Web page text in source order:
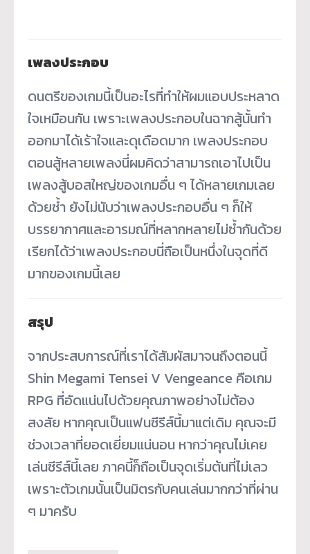
เพลงประกอบ
ดนตรีของเกมนี้เป็นอะไรที่ทำให้ผมแอบประหลาด
ใจเหมือนกัน เพราะเพลงประกอบในฉากสู้นั้นทำ
ออกมาได้เร้าใจและดุเดือดมาก เพลงประกอบ
ตอนสู้หลายเพลงนี่ผมคิดว่าสามารถเอาไปเป็น
เพลงสู้บอสใหญ่ของเกมอื่น ๆ ได้หลายเกมเลย
ด้วยซ้ำ ยังไม่นับว่าเพลงประกอบอื่น ๆ ก็ให้
บรรยากาศและอารมณ์ที่หลากหลายไม่ซ้ำกันด้วย
เรียกได้ว่าเพลงประกอบนี่ถือเป็นหนึ่งในจุดที่ดี
มากของเกมนี้เลย
สรุป
จากประสบการณ์ที่เราได้สัมผัสมาจนถึงตอนนี้
Shin Megami Tensei V Vengeance คือเกม
RPG ที่อัดแน่นไปด้วยคุณภาพอย่างไม่ต้อง
สงสัย หากคุณเป็นแฟนซีรีส์นี้มาแต่เดิม คุณจะมี
ช่วงเวลาที่ยอดเยี่ยมแน่นอน หากว่าคุณไม่เคย
เล่นซีรีส์นี้เลย ภาคนี้ก็ถือเป็นจุดเริ่มต้นที่ไม่เลว
เพราะตัวเกมนั้นเป็นมิตรกับคนเล่นมากกว่าที่ผ่าน
ๆ มาครับ